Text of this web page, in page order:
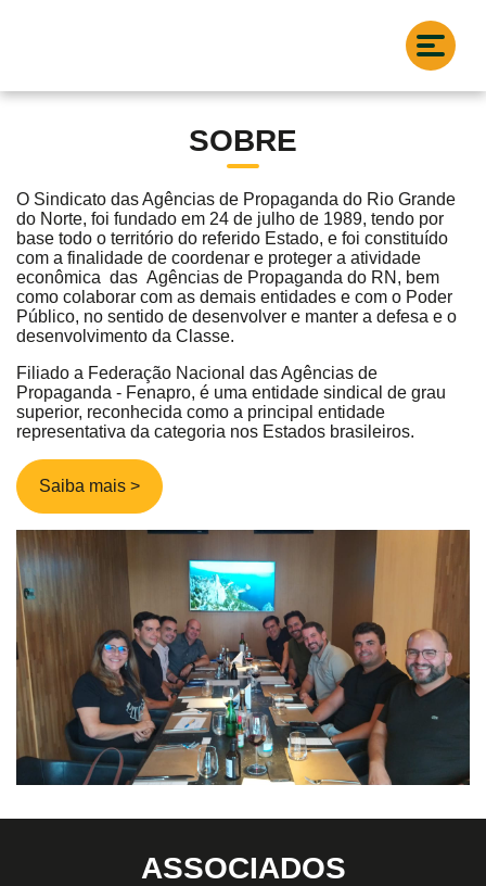
SOBRE
O Sindicato das Agências de Propaganda do Rio Grande
do Norte, foi fundado em 24 de julho de 1989, tendo por
base todo o território do referido Estado, e foi constituído
com a finalidade de coordenar e proteger a atividade
econômica das Agências de Propaganda do RN, bem
como colaborar com as demais entidades e com o Poder
Público, no sentido de desenvolver e manter a defesa e o
desenvolvimento da Classe.
Filiado a Federação Nacional das Agências de
Propaganda - Fenapro, é uma entidade sindical de grau
superior, reconhecida como a principal entidade
representativa da categoria nos Estados brasileiros.
Saiba mais >
ASSOCIADOS